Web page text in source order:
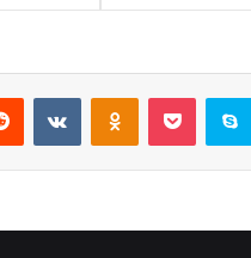
Reddit VKontakteOdnoklassniki
Pocket